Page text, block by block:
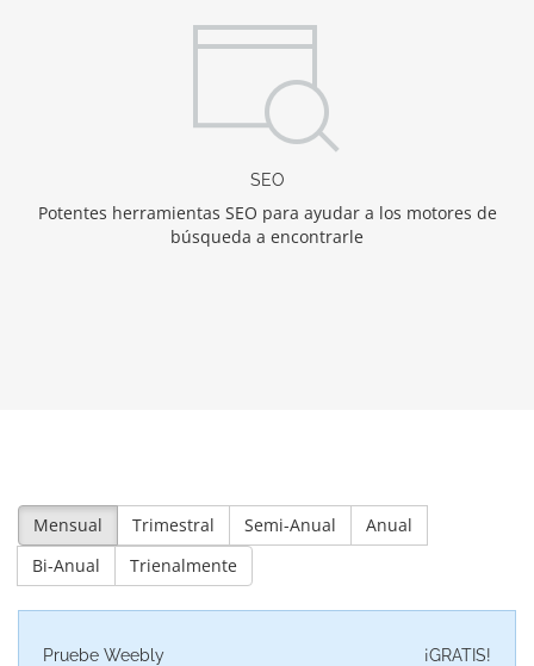
SEO
Potentes herramientas SEO para ayudar a los motores de
búsqueda a encontrarle
Mensual Trimestral Semi-Anual
Anual
Bi-Anual
Trienalmente
¡GRATIS!
Pruebe Weebly